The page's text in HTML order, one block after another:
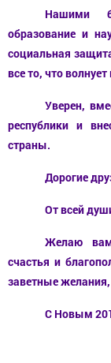
Нашими
образование и
социальная
все то, что
Уверен,
республики и
страны.
Дорогие
От всей
Желаю
счастья и
заветные
С Новым